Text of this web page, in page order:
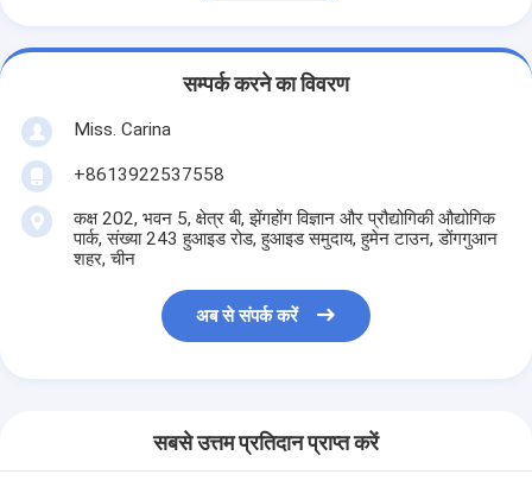
सम्पर्क करने का विवरण
Miss. Carina
+8613922537558
कक्ष 202, भवन 5, क्षेत्र बी, झेंगहोंग विज्ञान और प्रौद्योगिकी औद्योगिक
पार्क, संख्या 243 हुआइड रोड, हुआइड समुदाय, हुमेन टाउन, डोंगगुआन
शहर, चीन
अब से संपर्क करें
सबसे उत्तम प्रतिदान प्राप्त करें